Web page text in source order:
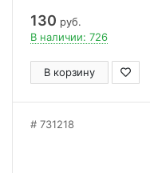
130 руб.
В наличии: 726
В корзину
731218